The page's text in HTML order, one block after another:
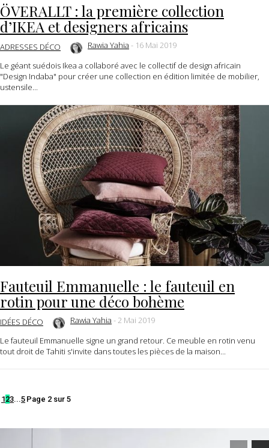
ÖVERALLT : la première collection
d’IKEA et designers africains
ADRESSES DÉCO Rawia Yahia - 16 Mai 2019
Le géant suédois Ikea a collaboré avec le collectif de design africain
"Design Indaba" pour créer une collection en édition limitée de mobilier,
ustensile...
Fauteuil Emmanuelle : le fauteuil en
rotin pour une déco bohème
IDÉES DÉCO Rawia Yahia -2 Mai 2019
Le fauteuil Emmanuelle signe un grand retour. Ce meuble en rotin venu
tout droit de Tahiti s'invite dans toutes les pièces de la maison...
123...5 Page 2 sur 5